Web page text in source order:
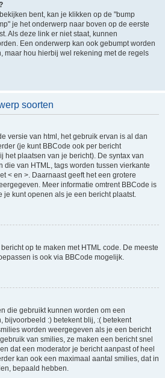
bent, kan je klikken op de "bump
je het onderwerp naar boven op de eerste
Als deze link er niet staat, kunnen
Een onderwerp kan ook gebumpt worden
maar hou hierbij wel rekening met de regels
soorten
versie van html, het gebruik ervan is al dan
(je kunt BBCode ook per bericht
het plaatsen van je bericht). De syntax van
die van HTML, tags worden tussen vierkante
< en >. Daarnaast geeft het een grotere
Meer informatie omtrent BBCode is
kunt openen als je een bericht plaatst.
op te maken met HTML code. De meeste
is ook via BBCode mogelijk.
die gebruikt kunnen worden om een
bijvoorbeeld :) betekent blij, :( betekent
worden weergegeven als je een bericht
van smilies, ze maken een bericht snel
dat een moderator je bericht aanpast of heel
kan ook een maximaal aantal smilies, dat in
bepaald hebben.